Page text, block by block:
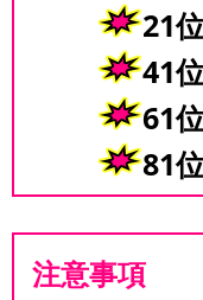
21
41
61
81
注意事項